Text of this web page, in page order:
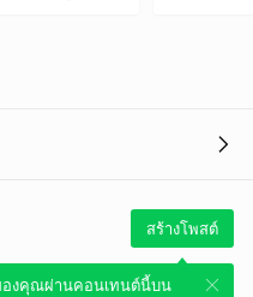
สร้างโพสต์
งคุณผ่านคอนเทนต์นี้บน